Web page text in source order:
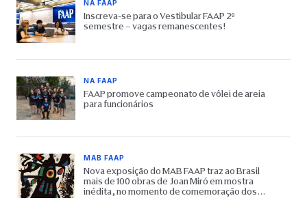
NA FAAP
Inscreva-se para o Vestibular FAAP 2º
semestre – vagas remanescentes!
NA FAAP
FAAP promove campeonato de vôlei de areia
para funcionários
MAB FAAP
Nova exposição do MAB FAAP traz ao Brasil
mais de 100 obras de Joan Miró em mostra
inédita, no momento de comemoração dos